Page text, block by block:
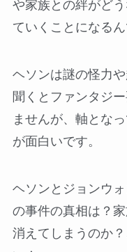
や家族との絆がど
ていくことになるん
ヘソンは謎の怪力
聞くとファンタジ
ませんが、軸とな
が面白いです。
ヘソンとジョンウ
の事件の真相は？
消えてしまうのか